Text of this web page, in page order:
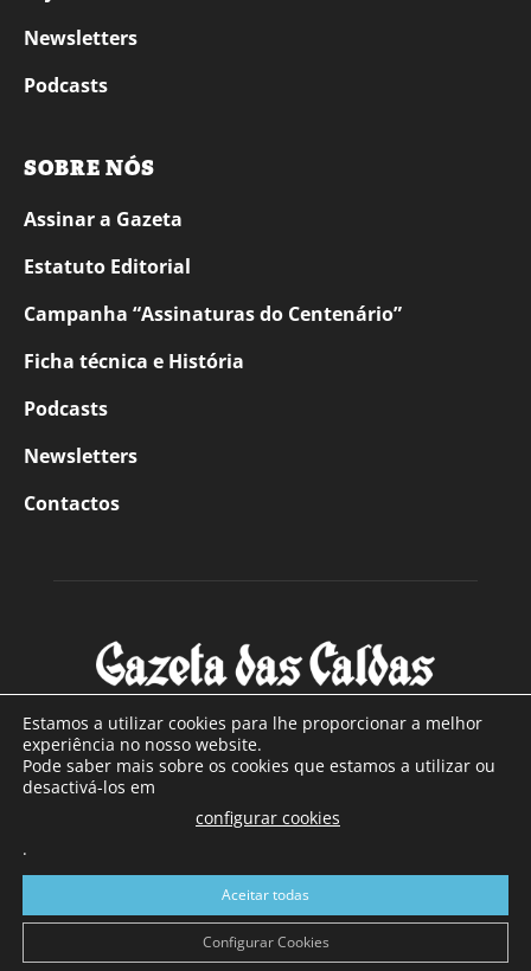
Newsletters
Podcasts
SOBRE NÓS
Assinar a Gazeta
Estatuto Editorial
Campanha “Assinaturas do Centenário”
Ficha técnica e História
Podcasts
Newsletters
Contactos
SOBRE NÓS
Com sede nas Caldas da Rainha e mais de 90 anos de
a sul de distrito de Leiria, com mais de 40.000 leitores por
toda a região Oeste. Jornal com distribuição em Portugal
Continental e assinatura online.
Estamos a utilizar cookies para lhe proporcionar a melhor
experiência no nosso website.
Pode saber mais sobre os cookies que estamos a utilizar ou
desactivá-los em
configurar cookies
.
Aceitar todas
Configurar Cookies